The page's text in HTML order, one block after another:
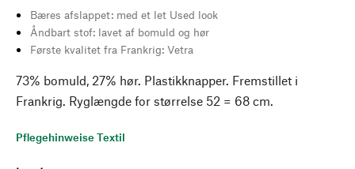
Bæres afslappet: med et let Used look
Åndbart stof: lavet af bomuld og hør
Første kvalitet fra Frankrig: Vetra
73% bomuld, 27% hør. Plastikknapper. Fremstillet i
Frankrig. Ryglængde for størrelse 52 = 68 cm.
Pflegehinweise Textil